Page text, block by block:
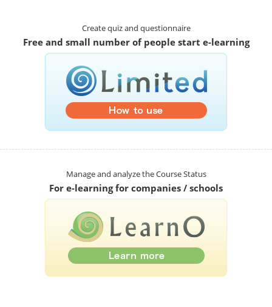
Create quiz and questionnaire
Free and small number of people start e-learning
Manage and analyze the Course Status
For e-learning for companies / schools